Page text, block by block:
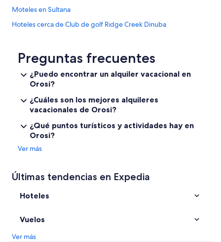
Moteles en Sultana
Hoteles cerca de Club de golf Ridge Creek Dinuba
Casas de campo en Orange Cove
Hoteles 3 estrellas en Dinuba
Cabañas en Dinuba
Casas de campo en Dinuba
Casas de huéspedes en Dinuba
Apartamentos en Dinuba
Hoteles de La Quinta Inn & Suites en Dinuba
Hoteles en Dinuba
Preguntas frecuentes
¿Puedo encontrar un alquiler vacacional en
Orosi?
¿Cuáles son los mejores alquileres
vacacionales de Orosi?
¿Qué puntos turísticos y actividades hay en
Orosi?
Ver más
Últimas tendencias en Expedia
Hoteles
Vuelos
Ver más